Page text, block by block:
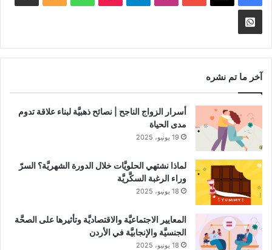
Whatsapp
Channel
آخر ما تم نشره
أسرار الزواج الناجح | نصائح ذهبيَّة لبناء علاقة تدوم
مدى الحياة
19 يونيو، 2025
لماذا نشتهي الحلويَّات خلال الدورة الشهريَّة؟ السرّ
وراء الرغبة السكَّريَّة
18 يونيو، 2025
المعايير الاجتماعيَّة والاقتصاديَّة وتأثيرها على الصحَّة
الجنسيَّة والإنجابيَّة في الأردن
18 يونيو، 2025